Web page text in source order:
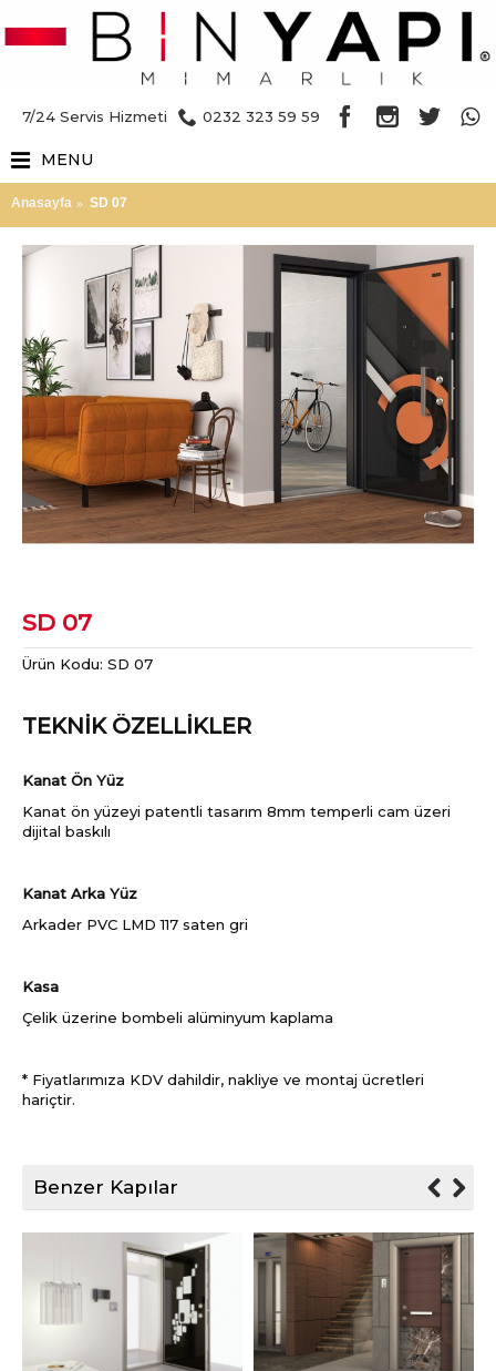
7/24 Servis Hizmeti 0232 323 59 59
MENU
Anasayfa SD 07
SD 07
Ürün Kodu: SD 07
TEKNİK ÖZELLİKLER
Kanat Ön Yüz
Kanat ön yüzeyi patentli tasarım 8mm temperli cam üzeri
dijital baskılı
Kanat Arka Yüz
Arkader PVC LMD 117 saten gri
Kasa
Çelik üzerine bombeli alüminyum kaplama
* Fiyatlarımıza KDV dahildir, nakliye ve montaj ücretleri
hariçtir.
Benzer Kapılar